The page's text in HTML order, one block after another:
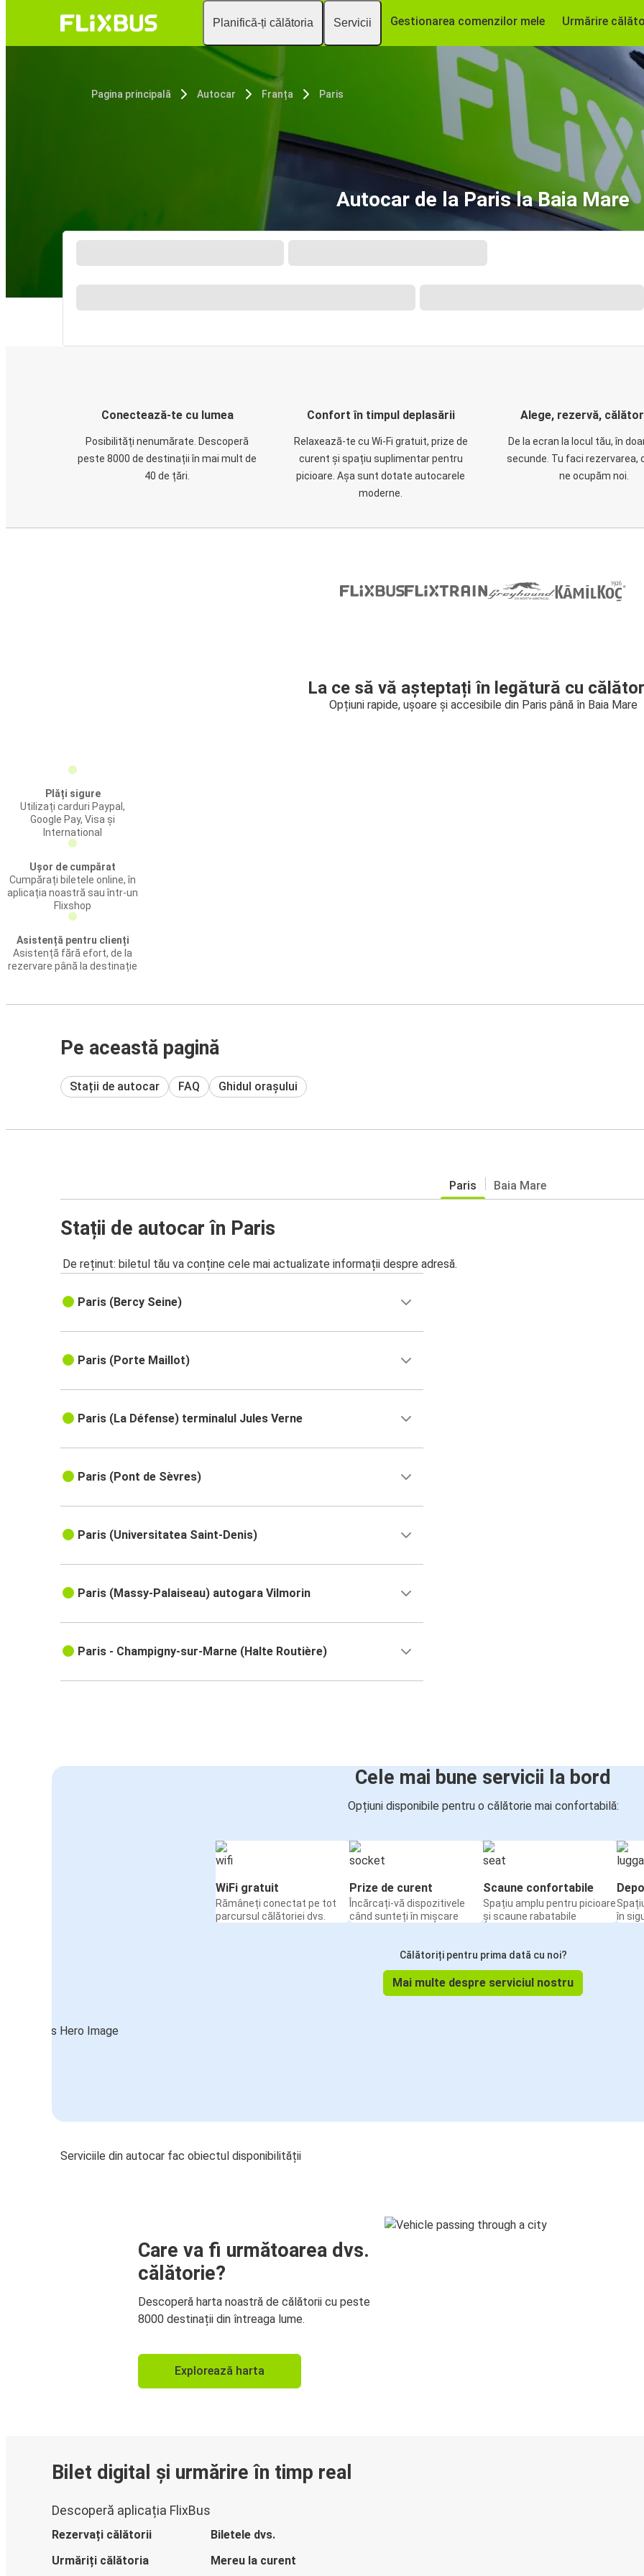
Planifică-ți călătoria Servicii Gestionarea comenzilor mele Urmărire
Pagina principală Autocar Franța Paris
Autocar de la Paris la Baia Mare
Conectează-te cu lumea
Posibilități nenumărate. Descoperă
peste 8000 de destinații în mai mult de
40 de țări.
Confort în timpul deplasării
Relaxează-te cu Wi-Fi gratuit, prize de
curent și spațiu suplimentar pentru
picioare. Așa sunt dotate autocarele
moderne.
Alege, rezervă,
De la ecran la locul tău, în
secunde. Tu faci rezervarea,
ne ocupăm noi.
La ce să vă așteptați în legătură cu
Opțiuni rapide, ușoare și accesibile din Paris până în Baia Mare
Plăți sigure
Utilizați carduri Paypal,
Google Pay, Visa și
International
Ușor de cumpărat
Cumpărați biletele online, în
aplicația noastră sau într-un
Flixshop
Asistență pentru clienți
Asistență fără efort, de la
rezervare până la destinație
Pe această pagină
Stații de autocar FAQ Ghidul orașului
Paris Baia Mare
Stații de autocar în Paris
De reținut: biletul tău va conține cele mai actualizate informații despre adresă.
Paris (Bercy Seine)
Paris (Porte Maillot)
Paris (La Défense) terminalul Jules Verne
Paris (Pont de Sèvres)
Paris (Universitatea Saint-Denis)
Paris (Massy-Palaiseau) autogara Vilmorin
Paris - Champigny-sur-Marne (Halte Routière)
Cele mai bune servicii la bord
Opțiuni disponibile pentru o călătorie mai confortabilă:
WiFi gratuit
Rămâneți conectat pe tot
parcursul călătoriei dvs.
Prize de curent
Încărcați-vă dispozitivele
când sunteți în mișcare
Scaune confortabile
Spațiu amplu pentru picioare
și scaune rabatabile
în
Călătoriți pentru prima dată cu noi?
Mai multe despre serviciul nostru
Serviciile din autocar fac obiectul disponibilității
Care va fi următoarea dvs.
călătorie?
Descoperă harta noastră de călătorii cu peste
8000 destinații din întreaga lume.
Explorează harta
Bilet digital și urmărire în timp real
Descoperă aplicația FlixBus
Rezervați călătorii
Biletele dvs.
Urmăriți călătoria
Mereu la curent